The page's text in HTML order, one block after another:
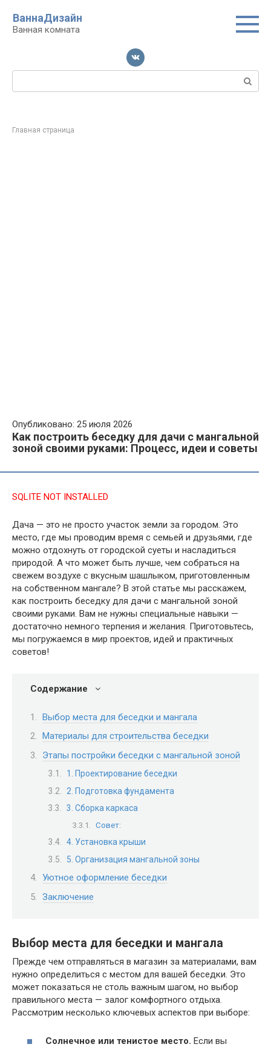
контенту
ВаннаДизайн
Ванная комната
Поиск:
Главная страница
Опубликовано: 25 июля 2026
Как построить беседку для дачи с мангальной
зоной своими руками: Процесс, идеи и советы
SQLITE NOT INSTALLED
Дача — это не просто участок земли за городом. Это
место, где мы проводим время с семьей и друзьями, где
можно отдохнуть от городской суеты и насладиться
природой. А что может быть лучше, чем собраться на
свежем воздухе с вкусным шашлыком, приготовленным
на собственном мангале? В этой статье мы расскажем,
как построить беседку для дачи с мангальной зоной
своими руками. Вам не нужны специальные навыки —
достаточно немного терпения и желания. Приготовьтесь,
мы погружаемся в мир проектов, идей и практичных
советов!
Содержание
Выбор места для беседки и мангала
Материалы для строительства беседки
Этапы постройки беседки с мангальной зоной
1. Проектирование беседки
2. Подготовка фундамента
3. Сборка каркаса
Совет:
4. Установка крыши
5. Организация мангальной зоны
Уютное оформление беседки
Заключение
Выбор места для беседки и мангала
Прежде чем отправляться в магазин за материалами, вам
нужно определиться с местом для вашей беседки. Это
может показаться не столь важным шагом, но выбор
правильного места — залог комфортного отдыха.
Рассмотрим несколько ключевых аспектов при выборе:
Солнечное или тенистое место. Если вы